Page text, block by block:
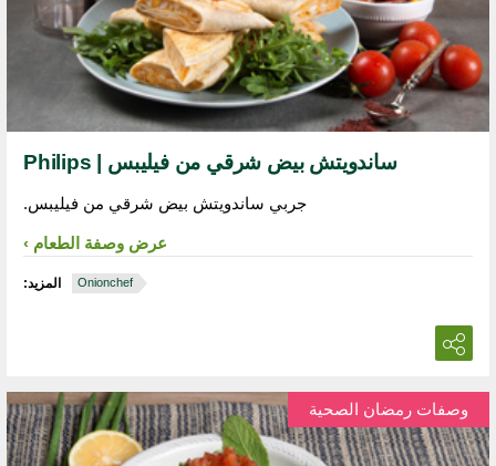
ساندويتش بيض شرقي من فيليبس | Philips
جربي ساندويتش بيض شرقي من فيليبس.
عرض وصفة الطعام
المزيد: Onionchef
وصفات رمضان الصحية